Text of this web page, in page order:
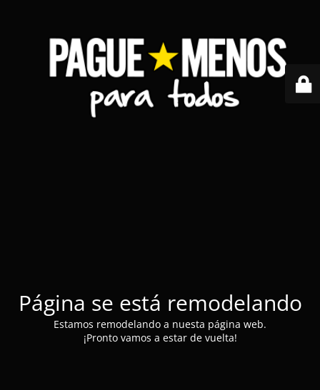
Página se está remodelando
Estamos remodelando a nuesta página web.
¡Pronto vamos a estar de vuelta!